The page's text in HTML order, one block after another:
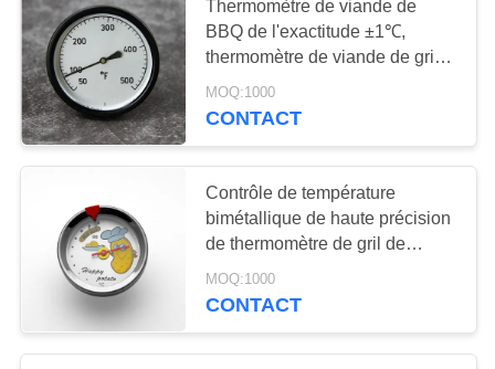
Thermomètre de viande de
BBQ de l'exactitude ±1℃,
thermomètre de viande de gril
pour le bifteck Turquie
MOQ:1000
CONTACT
Contrôle de température
bimétallique de haute précision
de thermomètre de gril de
cuisine de cadran
MOQ:1000
CONTACT